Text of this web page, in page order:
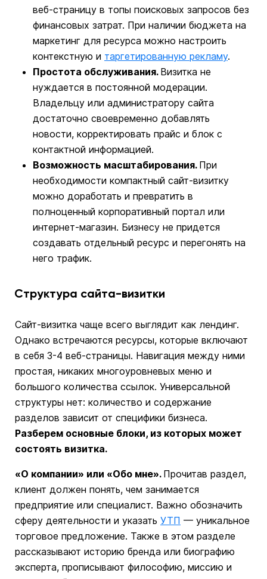
веб-страницу в топы поисковых запросов без
финансовых затрат. При наличии бюджета на
маркетинг для ресурса можно настроить
контекстную и таргетированную рекламу.
Простота обслуживания. Визитка не
нуждается в постоянной модерации.
Владельцу или администратору сайта
достаточно своевременно добавлять
новости, корректировать прайс и блок с
контактной информацией.
Возможность масштабирования. При
необходимости компактный сайт-визитку
можно доработать и превратить в
полноценный корпоративный портал или
интернет-магазин. Бизнесу не придется
создавать отдельный ресурс и перегонять на
него трафик.
Структура сайта-визитки
Сайт-визитка чаще всего выглядит как лендинг.
Однако встречаются ресурсы, которые включают
в себя 3-4 веб-страницы. Навигация между ними
простая, никаких многоуровневых меню и
большого количества ссылок. Универсальной
структуры нет: количество и содержание
разделов зависит от специфики бизнеса.
Разберем основные блоки, из которых может
состоять визитка.
«О компании» или «Обо мне». Прочитав раздел,
клиент должен понять, чем занимается
предприятие или специалист. Важно обозначить
сферу деятельности и указать УТП — уникальное
торговое предложение. Также в этом разделе
рассказывают историю бренда или биографию
эксперта, прописывают философию, миссию и